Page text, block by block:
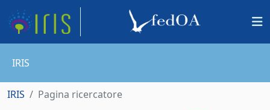
IRIS
IRIS Pagina ricercatore